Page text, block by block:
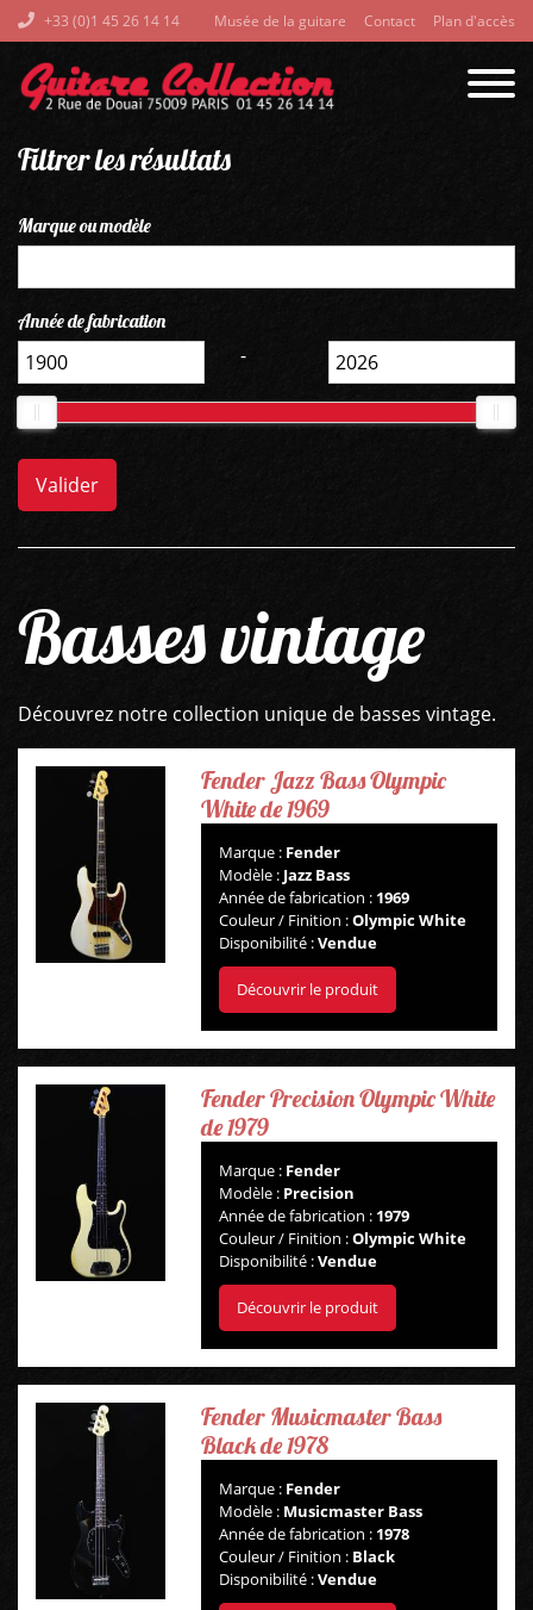
+33 (0)1 45 26 14 14 Musée de la guitare Contact Plan d'accès
Basses vintage
Découvrez notre collection unique de basses vintage.
Fender Jazz Bass Olympic
White de 1969
Marque : Fender
Modèle : Jazz Bass
Année de fabrication : 1969
Couleur / Finition :Olympic White
Disponibilité :Vendue
Découvrir le produit
Fender Precision Olympic White
de 1979
Marque : Fender
Modèle : Precision
Année de fabrication : 1979
Couleur / Finition :Olympic White
Disponibilité :Vendue
Découvrir le produit
Fender Musicmaster Bass
Black de 1978
Marque : Fender
Modèle : Musicmaster Bass
Année de fabrication : 1978
Couleur / Finition : Black
Disponibilité :Vendue
Filtrer les résultats
Marque ou modèle
Année de fabrication
-
Valider